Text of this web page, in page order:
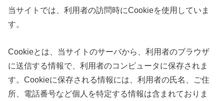
当サイトでは、利用者の訪問時にCookieを使用していま
す。
Cookieとは、当サイトのサーバから、利用者のブラウザ
に送信する情報で、利用者のコンピュータに保存されま
す。Cookieに保存される情報には、利用者の氏名、ご住
所、電話番号など個人を特定する情報は含まれておりま